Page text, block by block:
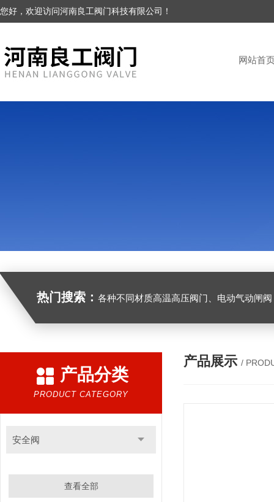
您好，欢迎访问河南良工阀门科技有限公司！
网站首
热门搜索： 各种不同材质高温高压阀门、电动气动闸阀，截止阀
产品分类
PRODUCT CATEGORY
安全阀
查看全部
产品展示 /